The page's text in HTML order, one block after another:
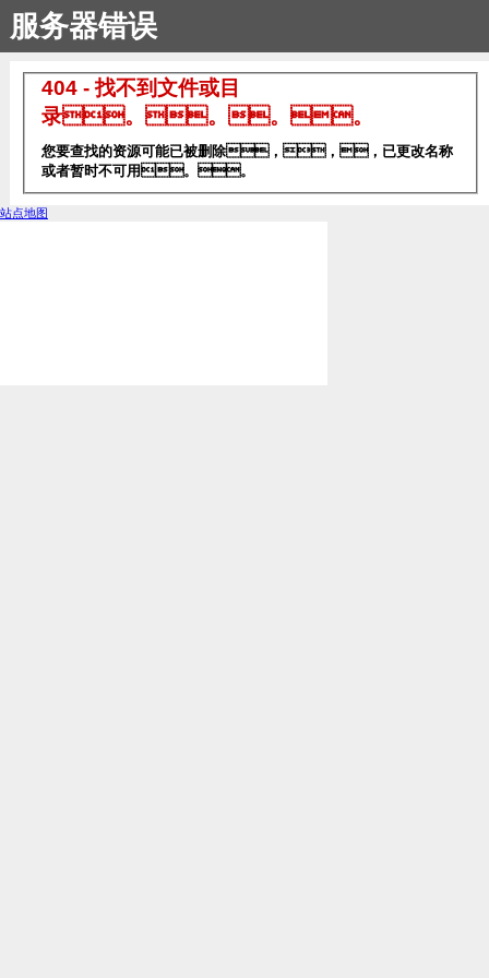
服务器错误
404 - 找不到文件或目
录。。。。
您要查找的资源可能已被删除，，，已更改名称
或者暂时不可用。。
站点地图